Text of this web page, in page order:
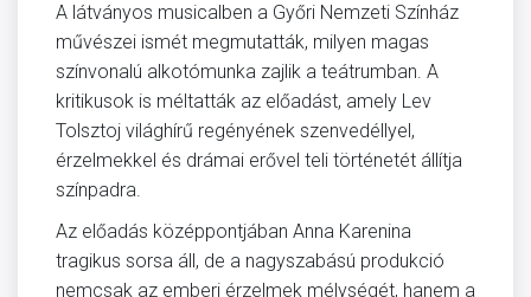
A látványos musicalben a Győri Nemzeti Színház
művészei ismét megmutatták, milyen magas
színvonalú alkotómunka zajlik a teátrumban. A
kritikusok is méltatták az előadást, amely Lev
Tolsztoj világhírű regényének szenvedéllyel,
érzelmekkel és drámai erővel teli történetét állítja
színpadra.
Az előadás középpontjában Anna Karenina
tragikus sorsa áll, de a nagyszabású produkció
nemcsak az emberi érzelmek mélységét, hanem a